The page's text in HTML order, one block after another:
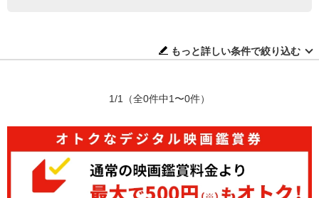
もっと詳しい条件で絞り込む
1/1 （全0件中1〜0件）